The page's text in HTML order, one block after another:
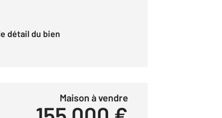
le détail du bien
Maison à vendre